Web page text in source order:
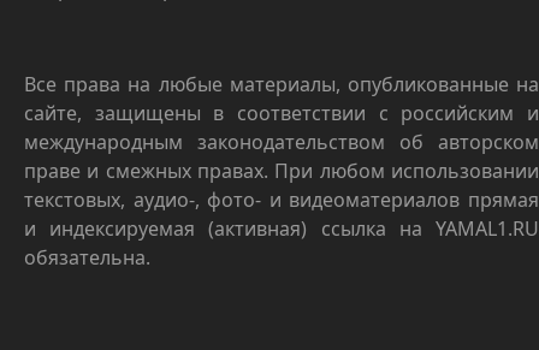
Все права на любые материалы, опубликованные на
сайте, защищены в соответствии с российским и
международным законодательством об авторском
праве и смежных правах. При любом использовании
текстовых, аудио-, фото- и видеоматериалов прямая
и индексируемая (активная) ссылка на YAMAL1.RU
обязательна.